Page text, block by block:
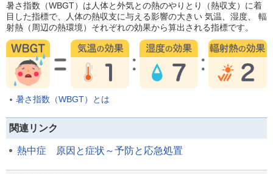
暑さ指数（WBGT）は人体と外気との熱のやりとり（熱収支）に着
目した指標で、人体の熱収支に与える影響の大きい 気温、湿度、 輻
射熱（周辺の熱環境）それぞれの効果から算出される指標です。
暑さ指数（WBGT）とは
関連リンク
熱中症 原因と症状～予防と応急処置